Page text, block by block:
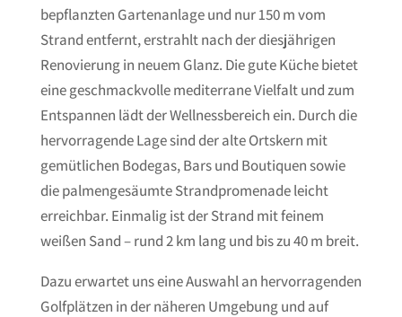
bepflanzten Gartenanlage und nur 150 m vom
Strand entfernt, erstrahlt nach der diesjährigen
Renovierung in neuem Glanz. Die gute Küche bietet
eine geschmackvolle mediterrane Vielfalt und zum
Entspannen lädt der Wellnessbereich ein. Durch die
hervorragende Lage sind der alte Ortskern mit
gemütlichen Bodegas, Bars und Boutiquen sowie
die palmengesäumte Strandpromenade leicht
erreichbar. Einmalig ist der Strand mit feinem
weißen Sand – rund 2 km lang und bis zu 40 m breit.
Dazu erwartet uns eine Auswahl an hervorragenden
Golfplätzen in der näheren Umgebung und auf